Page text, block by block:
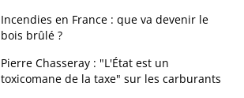
Incendies en France : que va devenir le
bois brûlé ?
Pierre Chasseray : "L'État est un
toxicomane de la taxe" sur les carburants